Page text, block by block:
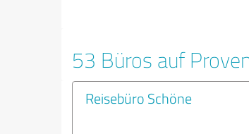
53 Büros auf
Reisebüro Schöne